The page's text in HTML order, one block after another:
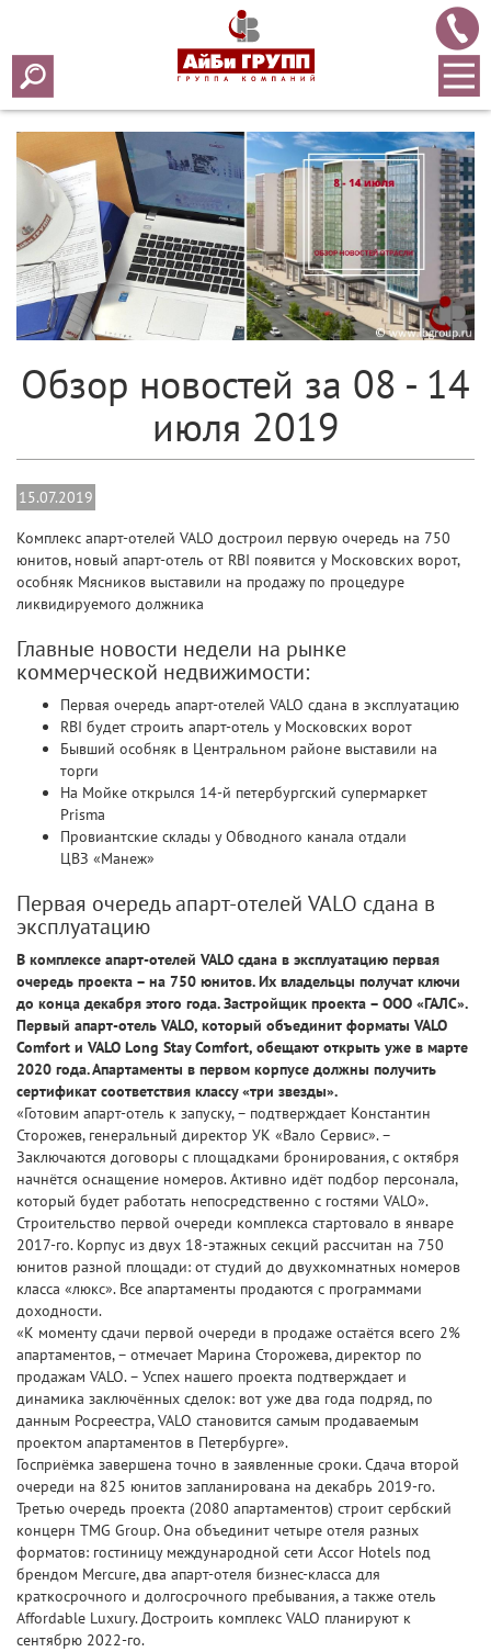
Array ( [0] => 2019 [1] => 07 [2] => 15 [3] => 376 )
Обзор новостей за 08 - 14
июля 2019
15.07.2019
Комплекс апарт-отелей VALO достроил первую очередь на 750
юнитов, новый апарт-отель от RBI появится у Московских ворот,
особняк Мясников выставили на продажу по процедуре
ликвидируемого должника
Главные новости недели на рынке
коммерческой недвижимости:
Первая очередь апарт-отелей VALO сдана в эксплуатацию
RBI будет строить апарт-отель у Московских ворот
Бывший особняк в Центральном районе выставили на
торги
На Мойке открылся 14-й петербургский супермаркет
Prisma
Провиантские склады у Обводного канала отдали
ЦВЗ «Манеж»
Первая очередь апарт-отелей VALO сдана в
эксплуатацию
В комплексе апарт-отелей VALO сдана в эксплуатацию первая
очередь проекта – на 750 юнитов. Их владельцы получат ключи
до конца декабря этого года. Застройщик проекта – ООО «ГАЛС».
Первый апарт-отель VALO, который объединит форматы VALO
Comfort и VALO Long Stay Comfort, обещают открыть уже в марте
2020 года. Апартаменты в первом корпусе должны получить
сертификат соответствия классу «три звезды».
«Готовим апарт-отель к запуску, – подтверждает Константин
Сторожев, генеральный директор УК «Вало Сервис». –
Заключаются договоры с площадками бронирования, с октября
начнётся оснащение номеров. Активно идёт подбор персонала,
который будет работать непосредственно с гостями VALO».
Строительство первой очереди комплекса стартовало в январе
2017-го. Корпус из двух 18-этажных секций рассчитан на 750
юнитов разной площади: от студий до двухкомнатных номеров
класса «люкс». Все апартаменты продаются с программами
доходности.
«К моменту сдачи первой очереди в продаже остаётся всего 2%
апартаментов, – отмечает Марина Сторожева, директор по
продажам VALO. – Успех нашего проекта подтверждает и
динамика заключённых сделок: вот уже два года подряд, по
данным Росреестра, VALO становится самым продаваемым
проектом апартаментов в Петербурге».
Госприёмка завершена точно в заявленные сроки. Сдача второй
очереди на 825 юнитов запланирована на декабрь 2019-го.
Третью очередь проекта (2080 апартаментов) строит сербский
концерн TMG Group. Она объединит четыре отеля разных
форматов: гостиницу международной сети Accor Hotels под
брендом Mercure, два апарт-отеля бизнес-класса для
краткосрочного и долгосрочного пребывания, а также отель
Affordable Luxury. Достроить комплекс VALO планируют к
сентябрю 2022-го.